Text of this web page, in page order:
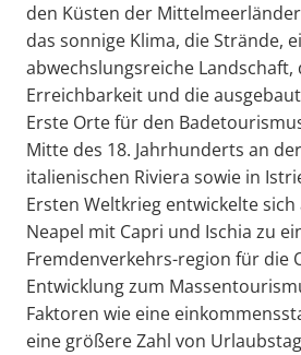
den Küsten der
das sonnige Klima, die Strände,
abwechslungsreiche Landschaft,
Erreichbarkeit und die
Erste Orte für den
Mitte des 18. Jahrhunderts an
italienischen Riviera sowie in
Ersten Weltkrieg entwickelte
Neapel mit Capri und Ischia zu
Fremdenverkehrs-region für die
Entwicklung zum
Faktoren wie eine
eine größere Zahl von